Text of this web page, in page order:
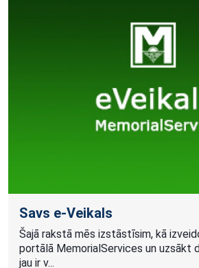
​Savs e-Veikals
Šajā rakstā mēs izstāstīsim, kā
portālā MemorialServices un uzsākt
jau ir v...